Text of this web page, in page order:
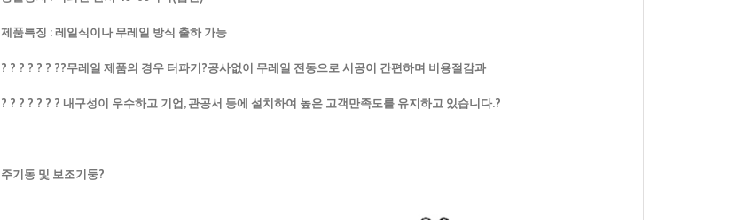
제품특징 : 레일식이나 무레일 방식 출하 가능
? ? ? ? ? ? ??무레일 제품의 경우 터파기?공사없이 무레일 전동으로 시공이 간편하며 비용절감과
? ? ? ? ? ? ? 내구성이 우수하고 기업, 관공서 등에 설치하여 높은 고객만족도를 유지하고 있습니다.?
주기동 및 보조기둥?